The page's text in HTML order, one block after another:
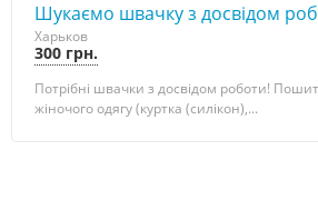
Шукаємo швачку з досвідом
Харьков
300 грн.
Потрібні швачки з досвідом роботи!
жіночого одягу (куртка (силікон),...